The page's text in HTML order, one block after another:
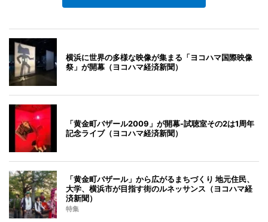
横浜に世界の多様な映像が集まる「ヨコハマ国際映像
祭」が開幕（ヨコハマ経済新聞）
「黄金町バザール2009」が開幕-試聴室その2は1周年
記念ライブ（ヨコハマ経済新聞）
「黄金町バザール」から広がるまちづくり 地元住民、
大学、横浜市が目指す街のルネッサンス（ヨコハマ経
済新聞）
特集